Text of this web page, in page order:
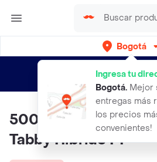
Bogotá
Ingresa tu
Bogotá. Mejor
entregas más
los precios
convenientes!
envíos gratis por
500 Semillas De
Tabby Híbrido F1